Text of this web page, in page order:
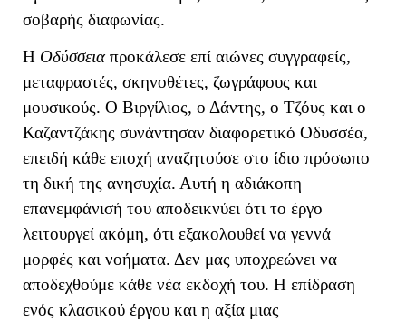
σοβαρής διαφωνίας.
Η Οδύσσειαπροκάλεσε επί αιώνες συγγραφείς,
μεταφραστές, σκηνοθέτες, ζωγράφους και
μουσικούς. Ο Βιργίλιος, ο Δάντης, ο Τζόυς και ο
Καζαντζάκης συνάντησαν διαφορετικό Οδυσσέα,
επειδή κάθε εποχή αναζητούσε στο ίδιο πρόσωπο
τη δική της ανησυχία. Αυτή η αδιάκοπη
επανεμφάνισή του αποδεικνύει ότι το έργο
λειτουργεί ακόμη, ότι εξακολουθεί να γεννά
μορφές και νοήματα. Δεν μας υποχρεώνει να
αποδεχθούμε κάθε νέα εκδοχή του. Η επίδραση
ενός κλασικού έργου και η αξία μιας